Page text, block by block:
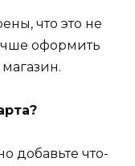
что это не
оформить
добавьте что-